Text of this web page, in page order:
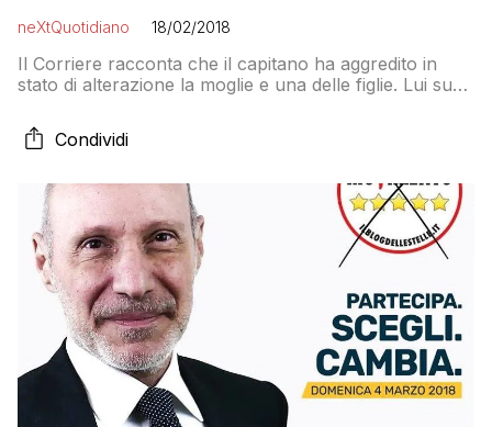
neXtQuotidiano 18/02/2018
Il Corriere racconta che il capitano ha aggredito in
stato di alterazione la moglie e una delle figlie. Lui su
violenza nei confronti delle due familiari
Condividi